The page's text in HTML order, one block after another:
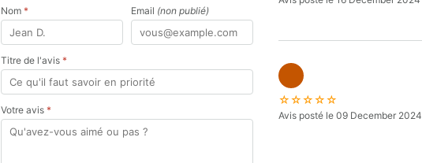
Nom * Email (non publié)
Titre de l'avis *
Votre avis *
☆☆☆☆☆
Avis posté le 09 December 2024